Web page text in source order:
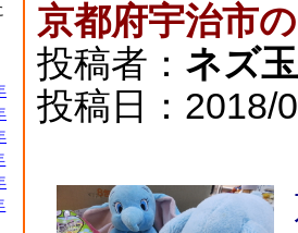
京都府宇治市
投稿者： ネズ
投稿日：2018/